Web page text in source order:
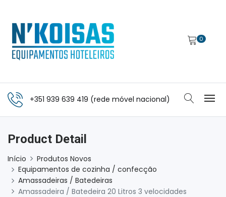
0
+351 939 639 419 (rede móvel nacional)
Product Detail
Início
Produtos Novos
Equipamentos de cozinha / confecção
Amassadeiras / Batedeiras
Amassadeira / Batedeira 20 Litros 3 velocidades